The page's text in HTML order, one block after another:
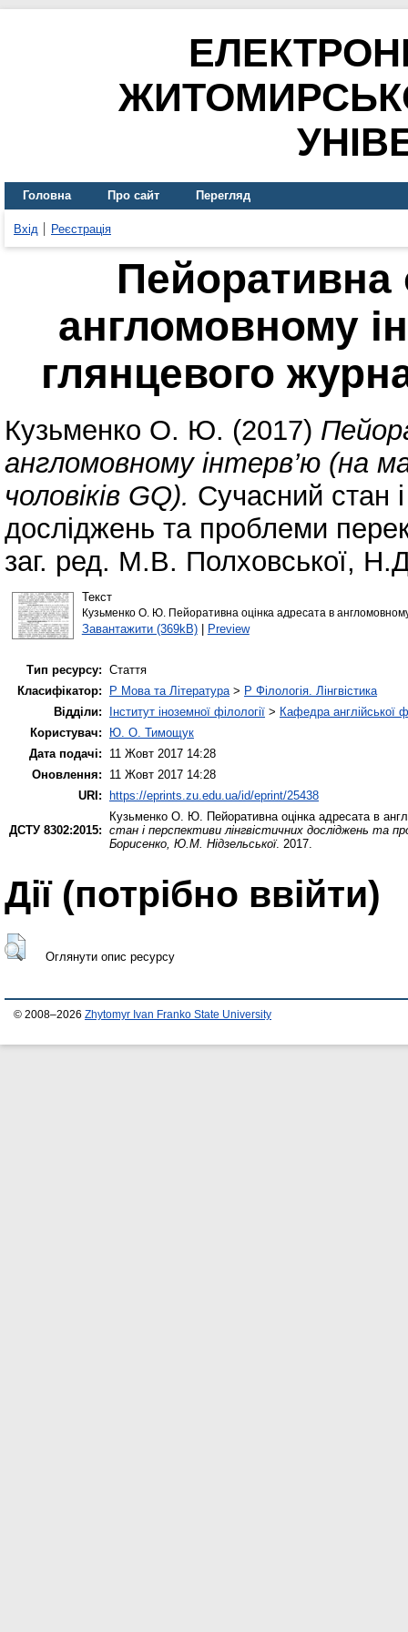
Головна Про сайт Перегляд
Вхід Реєстрація
Пейоративна
англомовному
глянцевого
Кузьменко О. Ю. (2017)
англомовному інтерв’ю (на
чоловіків GQ). Сучасний стан
досліджень та проблеми
заг. ред. М.В. Полховської,
Текст
Кузьменко О. Ю. Пейоративна оцінка адресата в
Завантажити (369kB)| Preview
Тип ресурсу: Стаття
Класифікатор:
P Мова та Література> P Філологія. Лінгвістика
Відділи:
Інститут іноземної філології > Кафедра англійської
Користувач:
Ю. О. Тимощук
Дата подачі:
11 Жовт 2017 14:28
Оновлення:
11 Жовт 2017 14:28
URI:
https://eprints.zu.edu.ua/id/eprint/25438
ДСТУ 8302:2015:
Кузьменко О. Ю. Пейоративна оцінка адресата в
стан і перспективи лінгвістичних досліджень та
Борисенко, Ю.М. Нідзельської. 2017.
Дії ​​(потрібно ввійти)
Оглянути опис ресурсу
© 2008–2026 Zhytomyr Ivan Franko State University